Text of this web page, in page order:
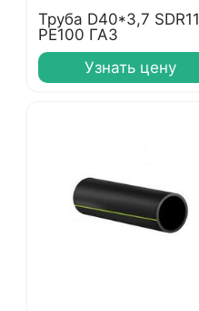
Труба D40*3,7 SDR11
PE100 ГАЗ
Узнать цену